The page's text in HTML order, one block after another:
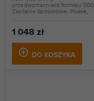
1 048 zł
DO KOSZYKA
przedwzmacniacz formatu 500.
Zasilanie fantomowe, Phase,